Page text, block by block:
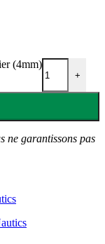
(4mm)
+
ne garantissons pas